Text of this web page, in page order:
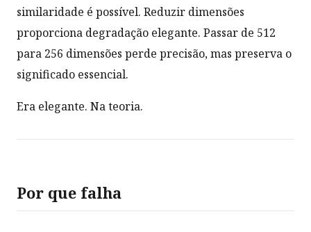
similaridade é possível. Reduzir dimensões
proporciona degradação elegante. Passar de 512
para 256 dimensões perde precisão, mas preserva o
significado essencial.
Era elegante. Na teoria.
Por que falha